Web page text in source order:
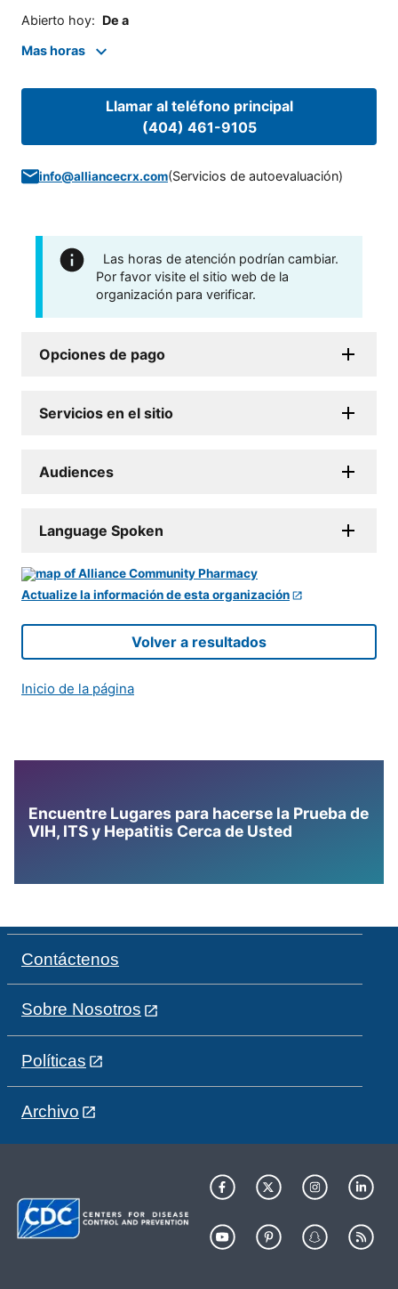
Abierto hoy: De a
Mas horas
Llamar al teléfono principal
(404) 461-9105
info@alliancecrx.com(Servicios de autoevaluación)
Las horas de atención podrían cambiar.
Por favor visite el sitio web de la
organización para verificar.
Opciones de pago
Servicios en el sitio
Audiences
Language Spoken
Actualize la información de esta organización
Volver a resultados
Inicio de la página
Encuentre Lugares para hacerse la Prueba de
VIH, ITS y Hepatitis Cerca de Usted
Contáctenos
Sobre Nosotros
Políticas
Archivo